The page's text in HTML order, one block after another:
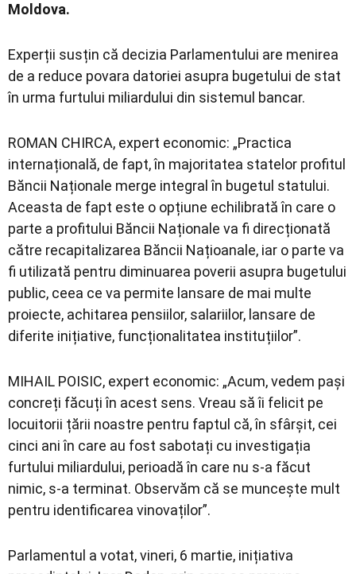
Moldova.
Experții susțin că decizia Parlamentului are menirea
de a reduce povara datoriei asupra bugetului de stat
în urma furtului miliardului din sistemul bancar.
ROMAN CHIRCA, expert economic: „Practica
internațională, de fapt, în majoritatea statelor profitul
Băncii Naționale merge integral în bugetul statului.
Aceasta de fapt este o opțiune echilibrată în care o
parte a profitului Băncii Naționale va fi direcționată
către recapitalizarea Băncii Națioanale, iar o parte va
fi utilizată pentru diminuarea poverii asupra bugetului
public, ceea ce va permite lansare de mai multe
proiecte, achitarea pensiilor, salariilor, lansare de
diferite inițiative, funcționalitatea instituțiilor”.
MIHAIL POISIC, expert economic: „Acum, vedem pași
concreți făcuți în acest sens. Vreau să îi felicit pe
locuitorii țării noastre pentru faptul că, în sfârșit, cei
cinci ani în care au fost sabotați cu investigația
furtului miliardului, perioadă în care nu s-a făcut
nimic, s-a terminat. Observăm că se muncește mult
pentru identificarea vinovaților”.
Parlamentul a votat, vineri, 6 martie, inițiativa